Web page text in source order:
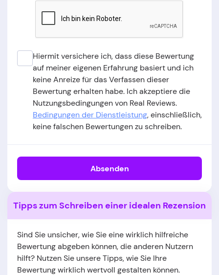
Hiermit versichere ich, dass diese Bewertung
auf meiner eigenen Erfahrung basiert und ich
keine Anreize für das Verfassen dieser
Bewertung erhalten habe. Ich akzeptiere die
Nutzungsbedingungen von Real Reviews.
Bedingungen der Dienstleistung, einschließlich,
keine falschen Bewertungen zu schreiben.
Absenden
Tipps zum Schreiben einer idealen Rezension
Sind Sie unsicher, wie Sie eine wirklich hilfreiche
Bewertung abgeben können, die anderen Nutzern
hilft? Nutzen Sie unsere Tipps, wie Sie Ihre
Bewertung wirklich wertvoll gestalten können.